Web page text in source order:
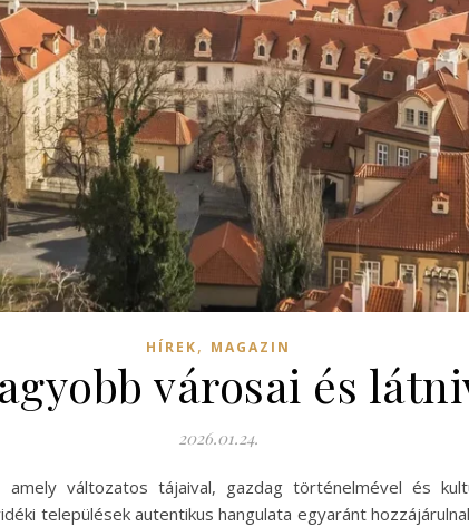
HÍREK, MAGAZIN
városai és
2026.01.24.
amely változatos tájaival, gazdag történelmével és
települések autentikus hangulata egyaránt